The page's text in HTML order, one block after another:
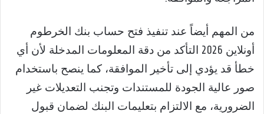
من المهم أيضاً عند تنفيذ فتح حساب بنك الخرطوم
أونلاين 2026 التأكد من دقة المعلومات المدخلة لأن أي
خطأ قد يؤدي إلى تأخير الموافقة، كما ينصح باستخدام
صور عالية الجودة للمستندات وتجنب التعديلات غير
الضرورية، مع الالتزام بتعليمات البنك لضمان قبول